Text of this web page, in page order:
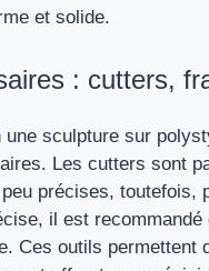
et solide.
: cutters,
une sculpture sur
Les cutters sont
précises, toutefois,
il est recommandé
Ces outils permettent